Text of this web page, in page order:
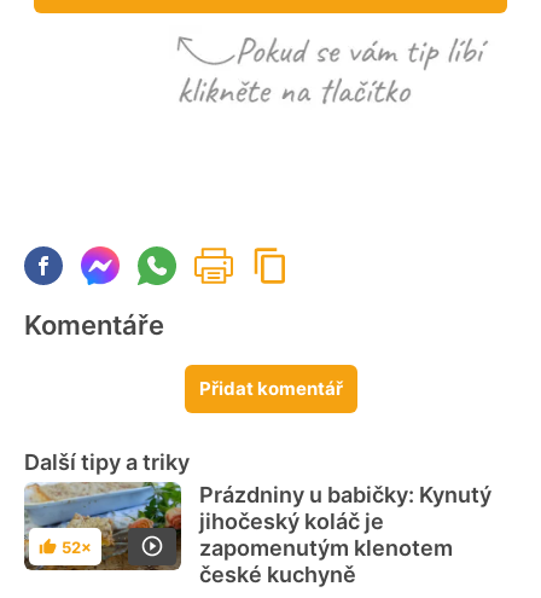
Komentáře
Přidat komentář
Další tipy a triky
Hodnocení
52×
Prázdniny u babičky: Kynutý
jihočeský koláč je
zapomenutým klenotem
české kuchyně